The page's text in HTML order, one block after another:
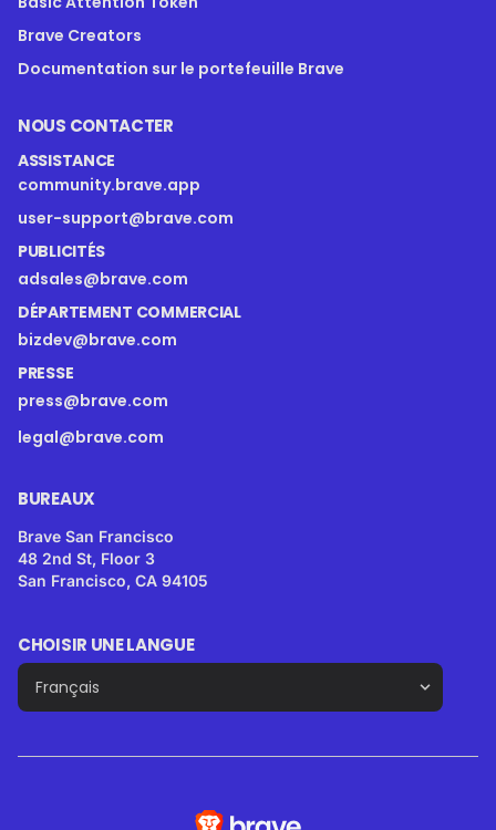
Brave Creators
Documentation sur le portefeuille Brave
NOUS CONTACTER
ASSISTANCE
community.brave.app
user-support@brave.com
PUBLICITÉS
adsales@brave.com
DÉPARTEMENT COMMERCIAL
bizdev@brave.com
PRESSE
press@brave.com
legal@brave.com
BUREAUX
Brave San Francisco
48 2nd St, Floor 3
San Francisco, CA 94105
CHOISIR UNE LANGUE